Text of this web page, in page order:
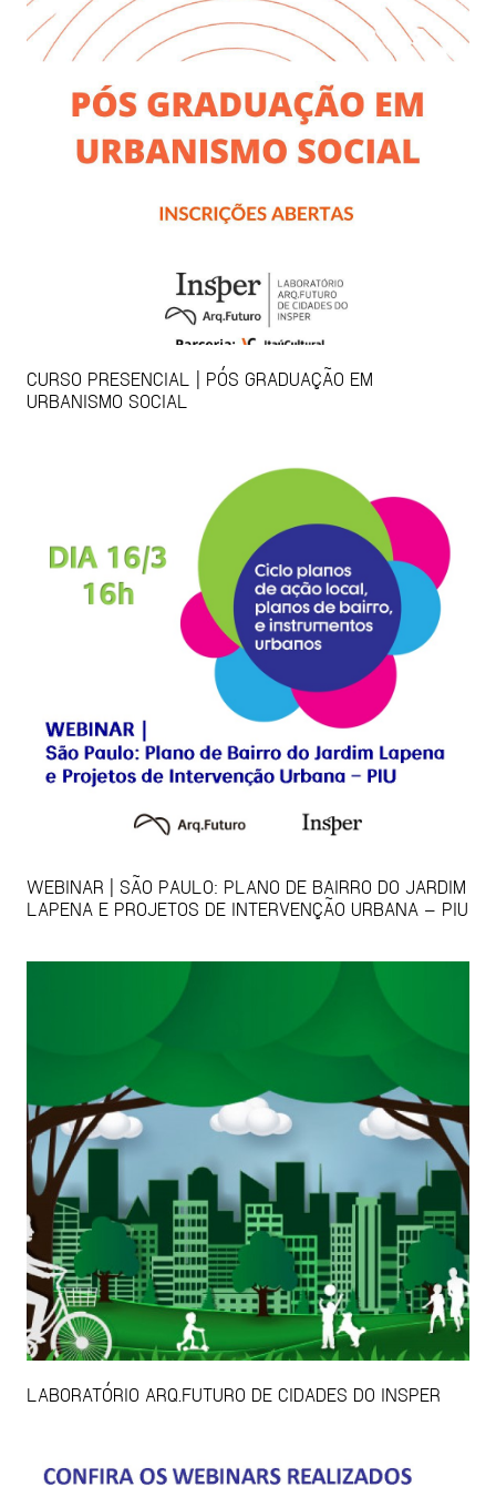
CURSO PRESENCIAL | PÓS GRADUAÇÃO EM
URBANISMO SOCIAL
WEBINAR | SÃO PAULO: PLANO DE BAIRRO DO JARDIM
LAPENA E PROJETOS DE INTERVENÇÃO URBANA – PIU
LABORATÓRIO ARQ.FUTURO DE CIDADES DO INSPER